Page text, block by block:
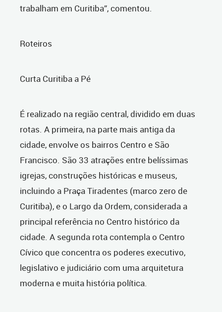
trabalham em Curitiba”, comentou.
Roteiros
Curta Curitiba a Pé
É realizado na região central, dividido em duas
rotas. A primeira, na parte mais antiga da
cidade, envolve os bairros Centro e São
Francisco. São 33 atrações entre belíssimas
igrejas, construções históricas e museus,
incluindo a Praça Tiradentes (marco zero de
Curitiba), e o Largo da Ordem, considerada a
principal referência no Centro histórico da
cidade. A segunda rota contempla o Centro
Cívico que concentra os poderes executivo,
legislativo e judiciário com uma arquitetura
moderna e muita história política.